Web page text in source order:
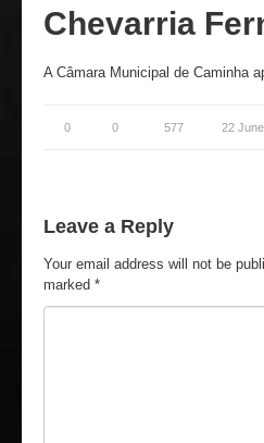
Chevarria
A Câmara Municipal de Caminha
0 0 577 22
Leave a Reply
Your email address will not be
marked *